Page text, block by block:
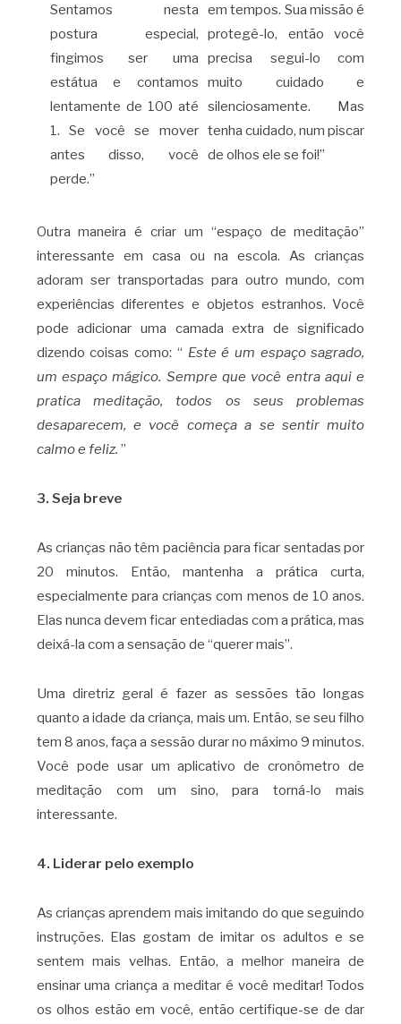
Sentamos nesta
postura especial,
fingimos ser uma
estátua e contamos
lentamente de 100 até
1. Se você se mover
antes disso, você
perde.”
em tempos. Sua missão é
protegê-lo, então você
precisa segui-lo com
muito cuidado e
silenciosamente. Mas
tenha cuidado, num piscar
de olhos ele se foi!”
Outra maneira é criar um “espaço de meditação”
interessante em casa ou na escola. As crianças
adoram ser transportadas para outro mundo, com
experiências diferentes e objetos estranhos. Você
pode adicionar uma camada extra de significado
dizendo coisas como: “ Este é um espaço sagrado,
um espaço mágico. Sempre que você entra aqui e
pratica meditação, todos os seus problemas
desaparecem, e você começa a se sentir muito
calmo e feliz. ”
3. Seja breve
As crianças não têm paciência para ficar sentadas por
20 minutos. Então, mantenha a prática curta,
especialmente para crianças com menos de 10 anos.
Elas nunca devem ficar entediadas com a prática, mas
deixá-la com a sensação de “querer mais”.
Uma diretriz geral é fazer as sessões tão longas
quanto a idade da criança, mais um. Então, se seu filho
tem 8 anos, faça a sessão durar no máximo 9 minutos.
Você pode usar um aplicativo de cronômetro de
meditação com um sino, para torná-lo mais
interessante.
4. Liderar pelo exemplo
As crianças aprendem mais imitando do que seguindo
instruções. Elas gostam de imitar os adultos e se
sentem mais velhas. Então, a melhor maneira de
ensinar uma criança a meditar é você meditar! Todos
os olhos estão em você, então certifique-se de dar